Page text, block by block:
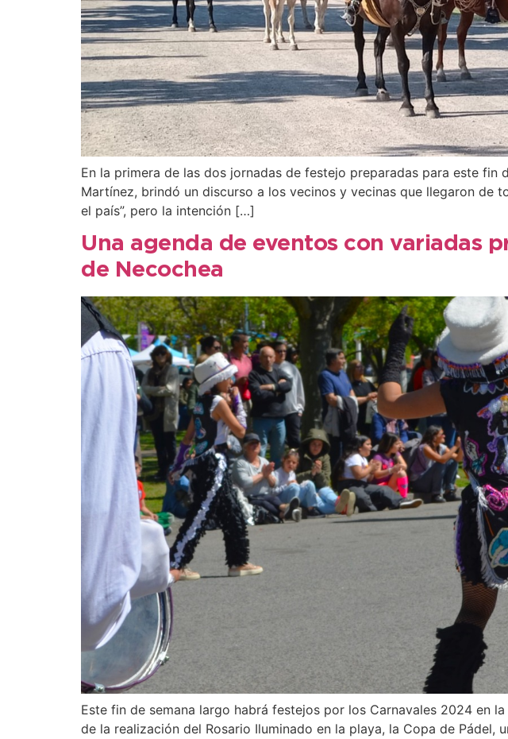
En la primera de las dos jornadas de festejo preparadas para este
Martínez, brindó un discurso a los vecinos y vecinas que llegaron de
el país”, pero la intención […]
Una agenda de eventos con variadas
de Necochea
Este fin de semana largo habrá festejos por los Carnavales 2024 en
de la realización del Rosario Iluminado en la playa, la Copa de